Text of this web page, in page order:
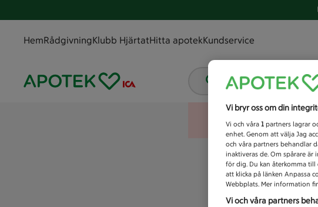
HemRådgivningKlubb HjärtatHitta apotekKundservice
Vad letar du efter
Vi bryr oss om din
Vi och våra 1 partners lagrar
enhet. Genom att välja Jag
och våra partners behandlar
inaktiveras de. Om spårare
för dig. Du kan återkomma
att klicka på länken Anpassa
Webbplats. Mer information
Vi och våra partners